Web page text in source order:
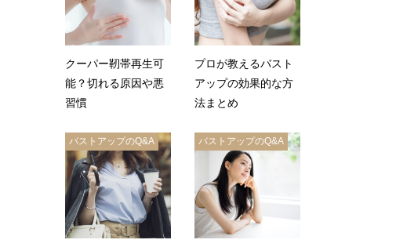
クーパー靭帯再生可
能？切れる原因や悪
習慣
プロが教えるバスト
アップの効果的な方
法まとめ
バストアップのQ&A バストアップのQ&A